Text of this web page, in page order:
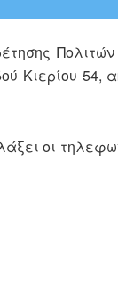
Κιερίου
οι